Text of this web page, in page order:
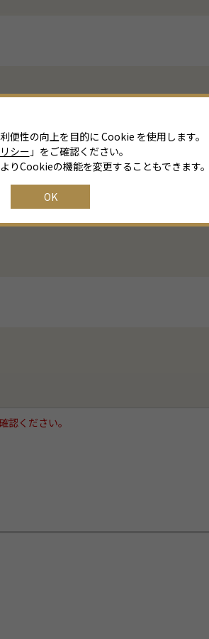
ください。
便性の向上を目的に Cookie を使用します。
シー 」をご確認ください。
りCookieの機能を変更することもできます
OK